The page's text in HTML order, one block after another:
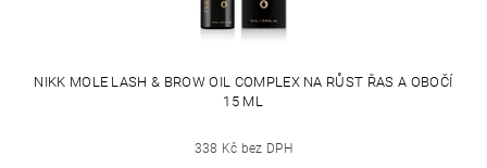
NIKK MOLE LASH & BROW OIL COMPLEX NA RŮST ŘAS A OBOČÍ
15 ML
338 Kč bez DPH